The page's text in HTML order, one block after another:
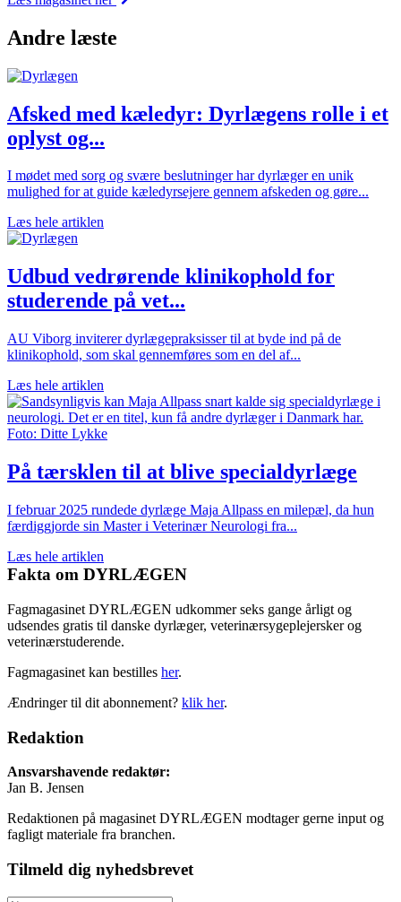
Andre læste
Afsked med kæledyr: Dyrlægens rolle i et
oplyst og...
I mødet med sorg og svære beslutninger har dyrlæger en unik
mulighed for at guide kæledyrsejere gennem afskeden og gøre...
Læs hele artiklen
Udbud vedrørende klinikophold for
studerende på vet...
AU Viborg inviterer dyrlægepraksisser til at byde ind på de
klinikophold, som skal gennemføres som en del af...
Læs hele artiklen
På tærsklen til at blive specialdyrlæge
I februar 2025 rundede dyrlæge Maja Allpass en milepæl, da hun
færdiggjorde sin Master i Veterinær Neurologi fra...
Læs hele artiklen
Fakta om DYRLÆGEN
Fagmagasinet DYRLÆGEN udkommer seks gange årligt og
udsendes gratis til danske dyrlæger, veterinærsygeplejersker og
veterinærstuderende.
Fagmagasinet kan bestilles her.
Ændringer til dit abonnement? klik her.
Redaktion
Ansvarshavende redaktør:
Jan B. Jensen
Redaktionen på magasinet DYRLÆGEN modtager gerne input og
fagligt materiale fra branchen.
Tilmeld dig nyhedsbrevet